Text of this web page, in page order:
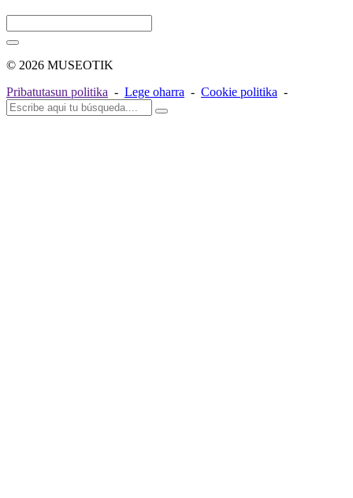
© 2026 MUSEOTIK
Pribatutasun politika - Lege oharra - Cookie politika -